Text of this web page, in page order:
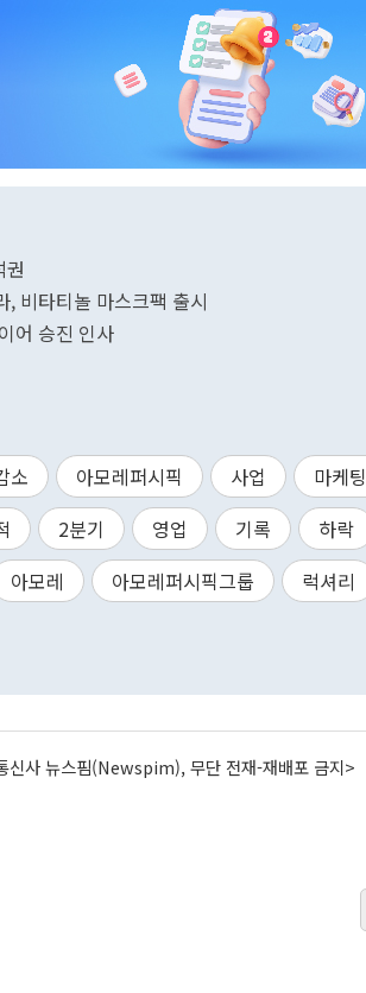
비타티놀 마스크팩 출시
어 승진 인사
소 아모레퍼시픽 사업
마케팅
2분기 영업 기록
하락
아모레 아모레퍼시픽그룹
럭셔리
신사 뉴스핌(Newspim), 무단 전재-재배포 금지>